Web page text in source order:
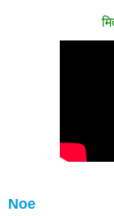
Noe